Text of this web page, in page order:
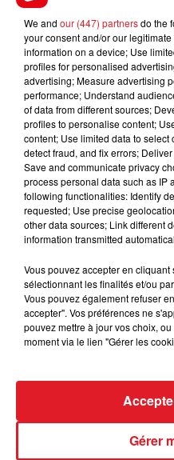
Hippodrome du
Lundi 23 Juin pour la
Laroche : Grand
l'entraineur de galop
groupe ELECTIRK
FILS D'ACTUS
15 juillet 2026
VOLONTAIRE EN
Selon les premiers
à des prostituées
We and our (447) partnersdo the
your consent and/or our
information on a device; Use
profiles for personalised
advertising; Measure advertising
performance; Understand
of data from different sources;
profiles to personalise content;
content; Use limited data to select
detect fraud, and fix errors;
Save and communicate privacy
process personal data such as IP
following functionalities: Identify
requested; Use precise
other data sources; Link different
information transmitted
Vous pouvez accepter en cliquant
sélectionnant les finalités et/ou
Vous pouvez également refuser
accepter". Vos préférences ne
pouvez mettre à jour vos choix,
moment via le lien "Gérer les
Gérer